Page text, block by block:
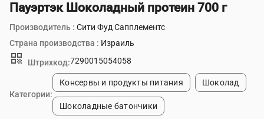
Пауэртэк Шоколадный протеин 700 г
Производитель : Сити Фуд Сапплементс
Страна производства : Израиль
qr_code Штрихкод:7290015054058
Категории:
Консервы и продукты питания Шоколад
Шоколадные батончики